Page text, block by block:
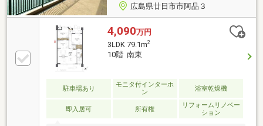
広島県廿日市市阿品３
4,090万円
3LDK 79.1m2
10階 南東
駐車場あり
モニタ付インターホ
ン
浴室乾燥機
即入居可 所有権
リフォームリノベー
ション